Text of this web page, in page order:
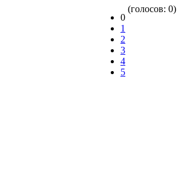
0
1
2
3
4
5
(голосов: 0)